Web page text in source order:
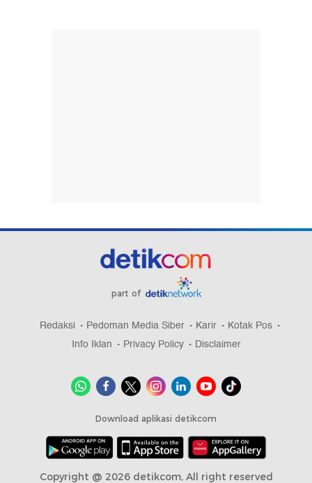
part of
Redaksi Pedoman Media Siber Karir
Kotak Pos
Info Iklan
Privacy Policy Disclaimer
Download aplikasi detikcom
Copyright @ 2026 detikcom, All right reserved